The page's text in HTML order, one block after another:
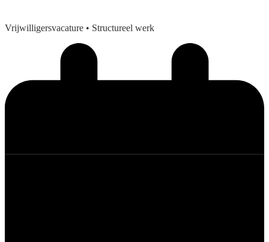
Vrijwilligersvacature • Structureel werk